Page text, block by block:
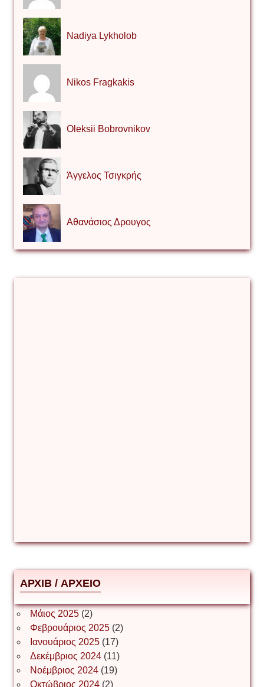
Nadiya Lykholob
Nikos Fragkakis
Oleksii Bobrovnikov
Άγγελος Τσιγκρής
Αθανάσιος Δρουγος
Δημήτριος Ζακοντινός
ΕΥΑΓΓΕΛΟΣ ΜΩΚΟΣ
Ιωάννης Σ. Παπαφλωράτος
АРХІВ / ΑΡΧΕΙΟ
Μάιος 2025(2)
Φεβρουάριος 2025(2)
Ιανουάριος 2025(17)
Δεκέμβριος 2024(11)
Νοέμβριος 2024(19)
Οκτώβριος 2024(2)